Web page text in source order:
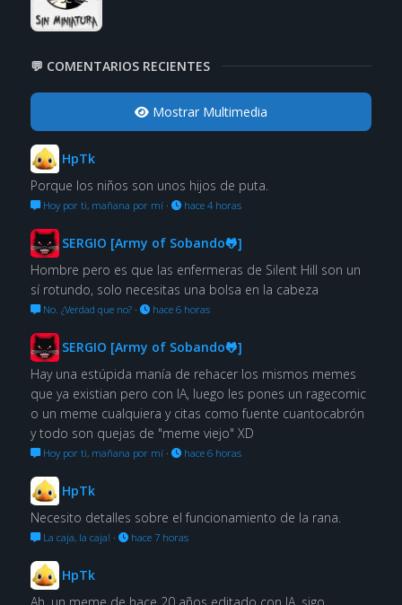
💬 COMENTARIOS RECIENTES
Mostrar Multimedia
HpTk
Porque los niños son unos hijos de puta.
Hoy por ti, mañana por mí· hace 4 horas
SERGIO [Army of Sobando🐸]
Hombre pero es que las enfermeras de Silent Hill son un
sí rotundo, solo necesitas una bolsa en la cabeza
No. ¿Verdad que no?· hace 6 horas
SERGIO [Army of Sobando🐸]
Hay una estúpida manía de rehacer los mismos memes
que ya existian pero con IA, luego les pones un ragecomic
o un meme cualquiera y citas como fuente cuantocabrón
y todo son quejas de "meme viejo" XD
Hoy por ti, mañana por mí· hace 6 horas
HpTk
Necesito detalles sobre el funcionamiento de la rana.
La caja, la caja! · hace 7 horas
HpTk
Ah, un meme de hace 20 años editado con IA, sigo